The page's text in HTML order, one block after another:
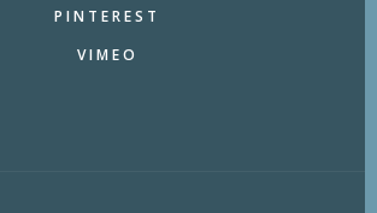
PINTEREST
VIMEO